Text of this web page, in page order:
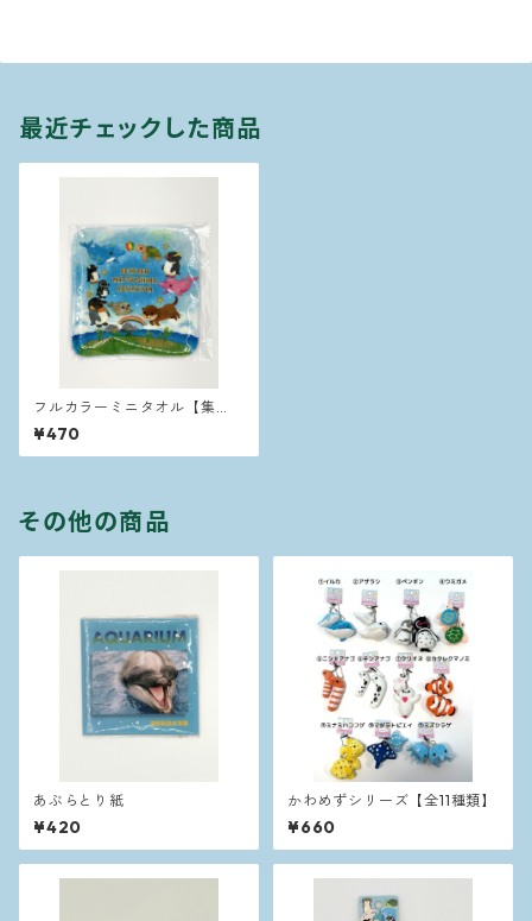
最近チェックした商品
フルカラーミニタオル【集
合】
¥470
その他の商品
あぶらとり紙
¥420
かわめずシリーズ【全11種類】
¥660